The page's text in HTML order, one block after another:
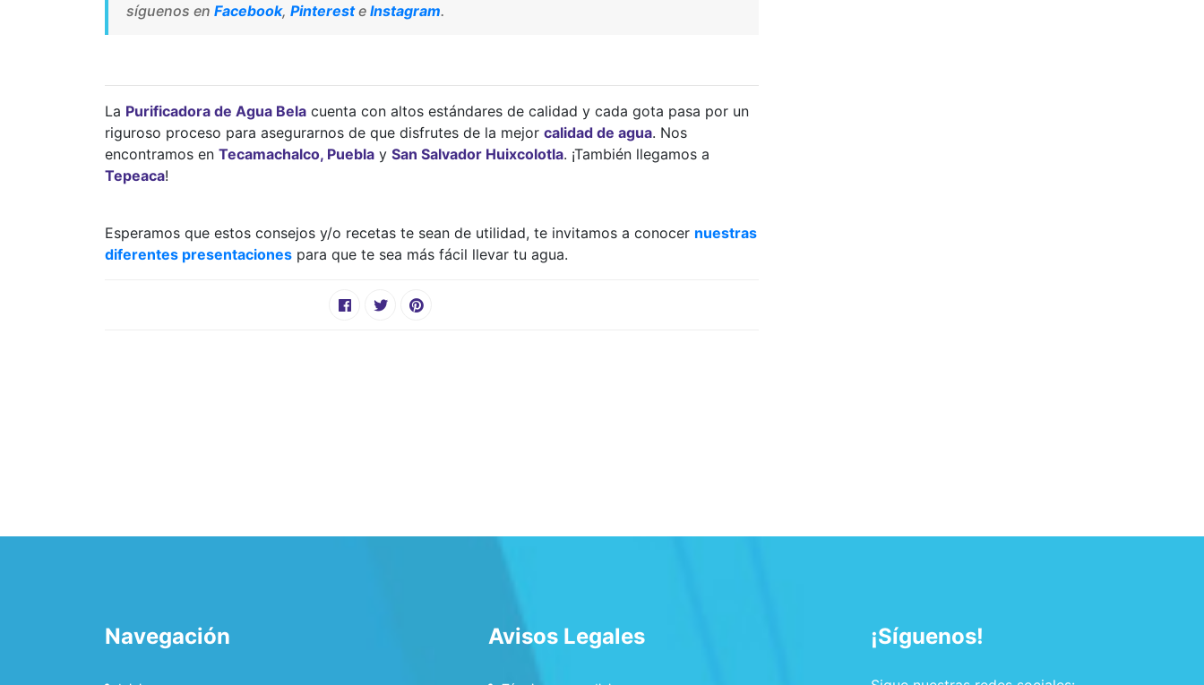
síguenos en Facebook, Pintereste Instagram.
La Purificadora de Agua Bela cuenta con altos estándares de calidad y cada gota pasa por un
riguroso proceso para asegurarnos de que disfrutes de la mejor calidad de agua. Nos
encontramos en Tecamachalco, Puebla y San Salvador Huixcolotla. ¡También llegamos a
Tepeaca!
Esperamos que estos consejos y/o recetas te sean de utilidad, te invitamos a conocer nuestras
diferentes presentaciones para que te sea más fácil llevar tu agua.
Navegación Avisos Legales ¡Síguenos!